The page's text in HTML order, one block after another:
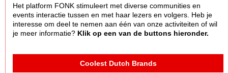
Het platform FONK stimuleert met diverse communities en
events interactie tussen en met haar lezers en volgers. Heb je
interesse om deel te nemen aan één van onze activiteiten of wil
je meer informatie? Klik op een van de buttons hieronder.
Coolest Dutch Brands